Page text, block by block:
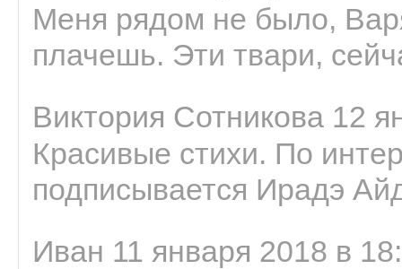
Меня рядом не было,
плачешь. Эти твари,
Виктория Сотникова 12
Красивые стихи. По
подписывается Ирадэ
Иван 11 января 2018 в